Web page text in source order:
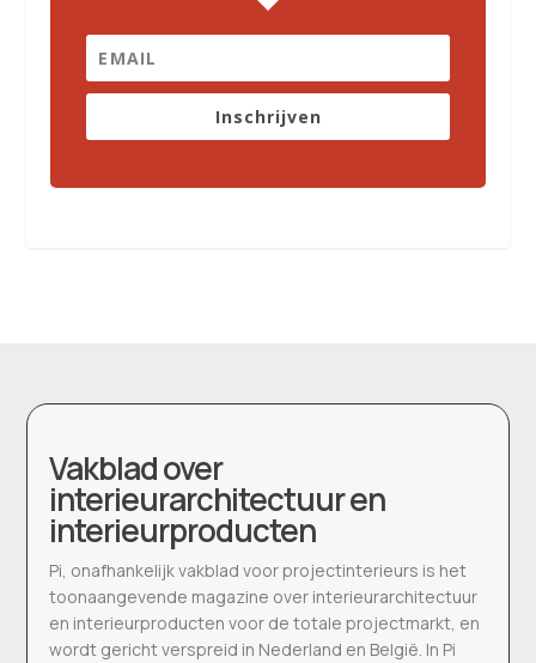
Inschrijven
Vakblad over
interieurarchitectuur en
interieurproducten
Pi, onafhankelijk vakblad voor projectinterieurs is het
toonaangevende magazine over interieurarchitectuur
en interieurproducten voor de totale projectmarkt, en
wordt gericht verspreid in Nederland en België. In Pi